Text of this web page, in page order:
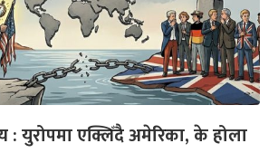
: युरोपमा एक्लिँदै अमेरिका, के होला